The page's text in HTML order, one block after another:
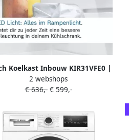
Koelkast Inbouw KIR31VFE0 |
| 4242005290024
2 webshops
€ 636,-€ 599,-